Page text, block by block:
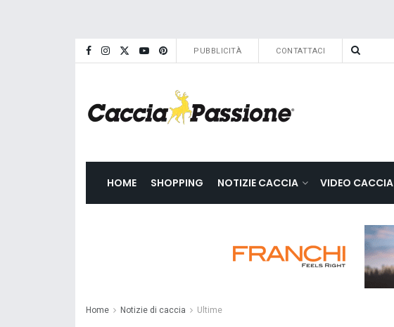
PUBBLICITÀ CONTATTACI
HOME SHOPPING NOTIZIE CACCIA VIDEO CACCIA
Home Notizie di caccia Ultime